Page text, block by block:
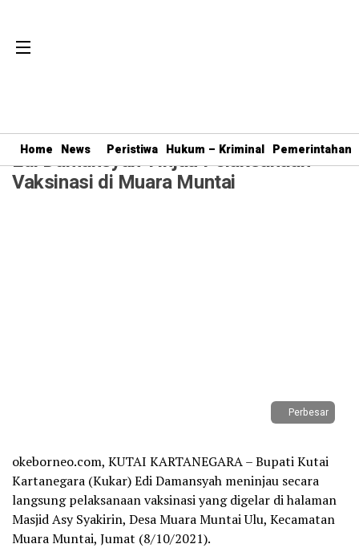
Home News Peristiwa Hukum – Kriminal Pemerintahan
PEMKAB KUTAI KARTANEGARA· 8 Okt 202117:23WITA
Edi Damansyah Tinjau Pelaksanaan
Vaksinasi di Muara Muntai
Perbesar
okeborneo.com, KUTAI KARTANEGARA – Bupati Kutai
Kartanegara (Kukar) Edi Damansyah meninjau secara
langsung pelaksanaan vaksinasi yang digelar di halaman
Masjid Asy Syakirin, Desa Muara Muntai Ulu, Kecamatan
Muara Muntai, Jumat (8/10/2021).